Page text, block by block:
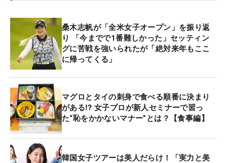
桑木志帆が「全米女子オープン」を振り返
り 「今までで1番難しかった」セッティン
グに苦戦を強いられたが「絶対来年もここ
に帰ってくる」
マグロとタイの刺身で食べる順番に決まり
がある⁉ 女子プロが新人セミナーで習っ
た“恥をかかないマナー”とは？【食事編】
韓国女子ツアーは美人だらけ！「実力と美